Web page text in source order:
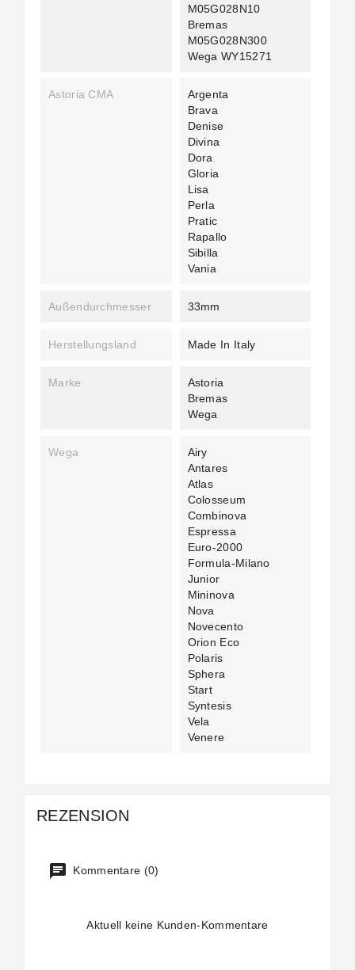
M05G028N10
Bremas
M05G028N300
Wega WY15271
Astoria CMA
Argenta
Brava
Denise
Divina
Dora
Gloria
Lisa
Perla
Pratic
Rapallo
Sibilla
Vania
Außendurchmesser 33mm
Herstellungsland Made In Italy
Marke
Astoria
Bremas
Wega
Wega
Airy
Antares
Atlas
Colosseum
Combinova
Espressa
Euro-2000
Formula-Milano
Junior
Mininova
Nova
Novecento
Orion Eco
Polaris
Sphera
Start
Syntesis
Vela
Venere
REZENSION
Kommentare (0)
Aktuell keine Kunden-Kommentare